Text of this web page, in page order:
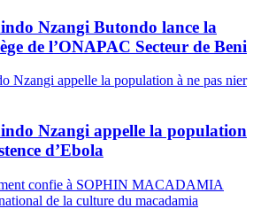
Nzangi Butondo lance la
de l’ONAPAC Secteur de Beni
Nzangi appelle la population
d’Ebola